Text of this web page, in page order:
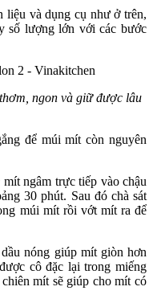
liệu và dụng cụ như ở trên,
số lượng lớn với các bước
ngon và giữ được lâu
để múi mít còn nguyên
ngâm trực tiếp vào chậu
30 phút. Sau đó chà sát
múi mít rồi vớt mít ra để
nóng giúp mít giòn hơn
cô đặc lại trong miếng
mít sẽ giúp cho mít có